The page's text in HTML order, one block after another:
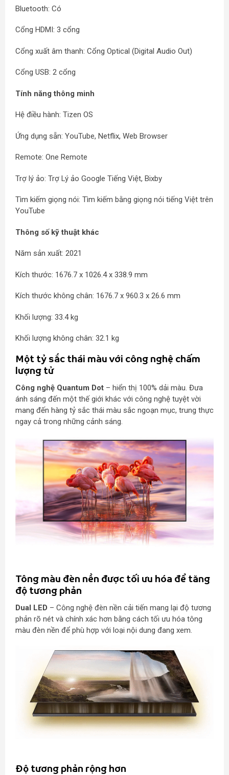
Bluetooth: Có
Cổng HDMI: 3 cổng
Cổng xuất âm thanh: Cổng Optical (Digital Audio Out)
Cổng USB: 2 cổng
Tính năng thông minh
Hệ điều hành: Tizen OS
Ứng dụng sẵn: YouTube, Netflix, Web Browser
Remote: One Remote
Trợ lý ảo: Trợ Lý ảo Google Tiếng Việt, Bixby
Tìm kiếm giọng nói: Tìm kiếm bằng giọng nói tiếng Việt trên
YouTube
Thông số kỹ thuật khác
Năm sản xuất: 2021
Kích thước: 1676.7 x 1026.4 x 338.9 mm
Kích thước không chân: 1676.7 x 960.3 x 26.6 mm
Khối lượng: 33.4 kg
Khối lượng không chân: 32.1 kg
Một tỷ sắc thái màu với công nghệ chấm
lượng tử
Công nghệ Quantum Dot – hiển thị 100% dải màu. Đưa
ánh sáng đến một thế giới khác với công nghệ tuyệt vời
mang đến hàng tỷ sắc thái màu sắc ngoạn mục, trung thực
ngay cả trong những cảnh sáng.
Tông màu đèn nền được tối ưu hóa để tăng
độ tương phản
Dual LED – Công nghệ đèn nền cải tiến mang lại độ tương
phản rõ nét và chính xác hơn bằng cách tối ưu hóa tông
màu đèn nền để phù hợp với loại nội dung đang xem.
Độ tương phản rộng hơn